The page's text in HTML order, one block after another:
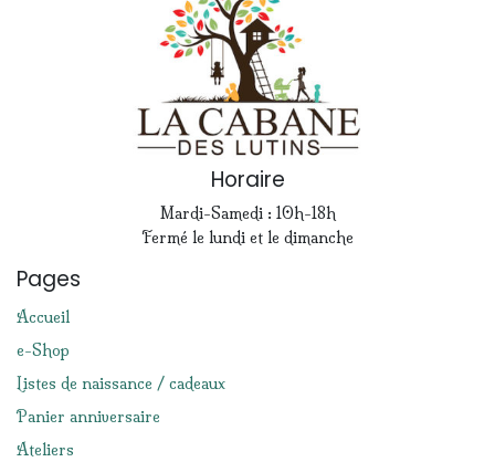
Horaire
Mardi-Samedi : 10h-18h
Fermé le lundi et le dimanche
Pages
Accueil
e-Shop
Listes de naissance / cadeaux
Panier anniversaire
Ateliers